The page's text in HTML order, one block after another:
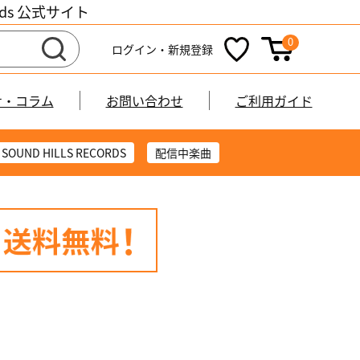
公式サイト
ログイン・新規登録 0
コラム お問い合わせ ご利用ガイド
SOUND HILLS RECORDS 配信中楽曲